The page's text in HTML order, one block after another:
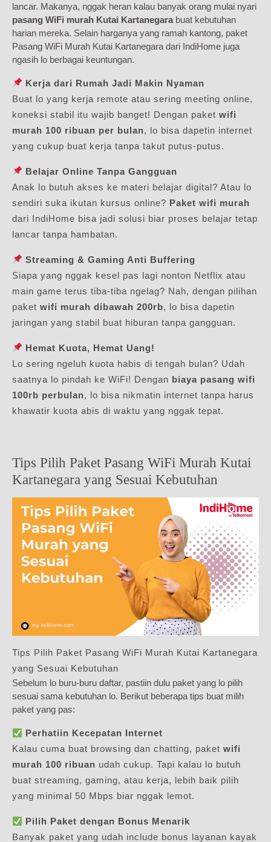
lancar. Makanya, nggak heran kalau banyak orang mulai nyari
pasang WiFi murah Kutai Kartanegara buat kebutuhan
harian mereka. Selain harganya yang ramah kantong, paket
Pasang WiFi Murah Kutai Kartanegara dari IndiHome juga
ngasih lo berbagai keuntungan.
Kerja dari Rumah Jadi Makin Nyaman
Buat lo yang kerja remote atau sering meeting online,
koneksi stabil itu wajib banget! Dengan paket wifi
murah 100 ribuan per bulan, lo bisa dapetin internet
yang cukup buat kerja tanpa takut putus-putus.
Belajar Online Tanpa Gangguan
Anak lo butuh akses ke materi belajar digital? Atau lo
sendiri suka ikutan kursus online? Paket wifi murah
dari IndiHome bisa jadi solusi biar proses belajar tetap
lancar tanpa hambatan.
Streaming & Gaming Anti Buffering
Siapa yang nggak kesel pas lagi nonton Netflix atau
main game terus tiba-tiba ngelag? Nah, dengan pilihan
paket wifi murah dibawah 200rb, lo bisa dapetin
jaringan yang stabil buat hiburan tanpa gangguan.
Hemat Kuota, Hemat Uang!
Lo sering ngeluh kuota habis di tengah bulan? Udah
saatnya lo pindah ke WiFi! Dengan biaya pasang wifi
100rb perbulan, lo bisa nikmatin internet tanpa harus
khawatir kuota abis di waktu yang nggak tepat.
Tips Pilih Paket Pasang WiFi Murah Kutai
Kartanegara yang Sesuai Kebutuhan
Tips Pilih Paket Pasang WiFi Murah Kutai Kartanegara
yang Sesuai Kebutuhan
Sebelum lo buru-buru daftar, pastiin dulu paket yang lo pilih
sesuai sama kebutuhan lo. Berikut beberapa tips buat milih
paket yang pas:
Perhatiin Kecepatan Internet
Kalau cuma buat browsing dan chatting, paket wifi
murah 100 ribuan udah cukup. Tapi kalau lo butuh
buat streaming, gaming, atau kerja, lebih baik pilih
yang minimal 50 Mbps biar nggak lemot.
Pilih Paket dengan Bonus Menarik
Banyak paket yang udah include bonus layanan kayak